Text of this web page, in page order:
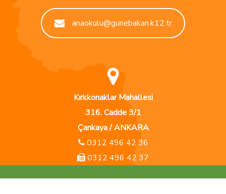
anaokulu@gunebakan.k12.tr
Kırkkonaklar Mahallesi
316. Cadde 3/1
Çankaya / ANKARA
0312 496 42 36
0312 496 42 37